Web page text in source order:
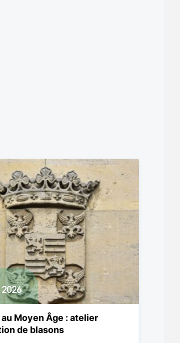
Moyen Âge : atelier
de blasons